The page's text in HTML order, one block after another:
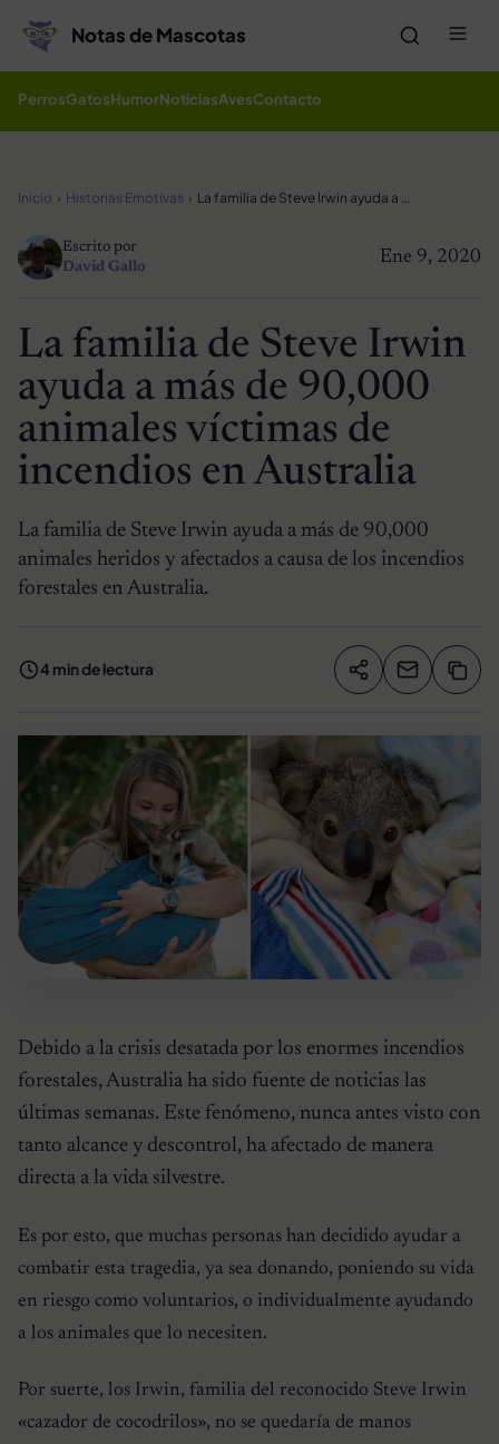
Notas de Mascotas
PerrosGatosHumorNoticiasAvesContacto
Inicio Historias Emotivas La familia de Steve Irwin ayuda a más de 90,000 animales víctimas de incendios en Australia
Ene 9, 2020
Escrito por
David Gallo
La familia de Steve Irwin
ayuda a más de 90,000
animales víctimas de
incendios en Australia
La familia de Steve Irwin ayuda a más de 90,000
animales heridos y afectados a causa de los incendios
forestales en Australia.
4 min de lectura Compartir
Debido a la crisis desatada por los enormes incendios
forestales, Australia ha sido fuente de noticias las
últimas semanas. Este fenómeno, nunca antes visto con
tanto alcance y descontrol, ha afectado de manera
directa a la vida silvestre.
Es por esto, que muchas personas han decidido ayudar a
combatir esta tragedia, ya sea donando, poniendo su vida
en riesgo como voluntarios, o individualmente ayudando
a los animales que lo necesiten.
Por suerte, los Irwin, familia del reconocido Steve Irwin
«cazador de cocodrilos», no se quedaría de manos